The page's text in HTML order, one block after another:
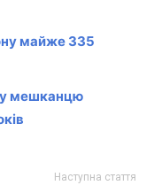
майже 335
мешканцю
Наступна стаття